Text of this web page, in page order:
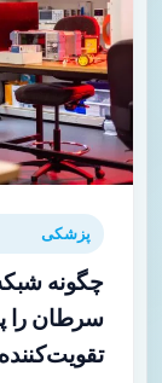
پزشکی
سرطان را